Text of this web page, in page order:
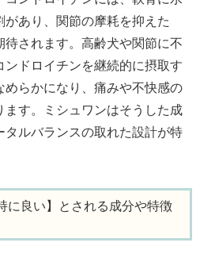
あり、関節の摩耗を抑えた
待されます。高齢犬や関節に不
ドロイチンを継続的に摂取す
めらかになり、痛みや不快感の
す。ミシュワンはそうした成
ルバランスの取れた設計が特
に良い】とされる成分や特徴